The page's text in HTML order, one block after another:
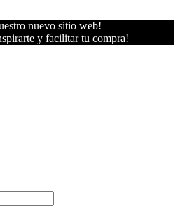
nuevo sitio web!
y facilitar tu compra!